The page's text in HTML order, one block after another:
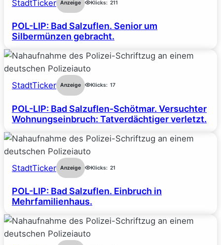
StadtTicker Anzeige Klicks: 211
POL-LIP: Bad Salzuflen. Senior um
Silbermünzen gebracht.
StadtTicker Anzeige Klicks: 17
POL-LIP: Bad Salzuflen-Schötmar. Versuchter
Wohnungseinbruch: Tatverdächtiger verletzt.
StadtTicker Anzeige Klicks: 21
POL-LIP: Bad Salzuflen. Einbruch in
Mehrfamilienhaus.